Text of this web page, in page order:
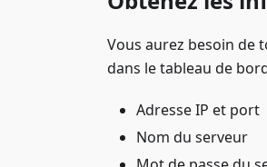
Vous aurez besoin de
dans le tableau de
Adresse IP et port
Nom du serveur